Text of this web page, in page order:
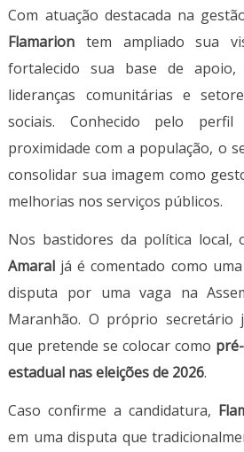
Com atuação destacada na
Flamarion tem ampliado sua
fortalecido sua base de apoio,
lideranças comunitárias e
sociais. Conhecido pelo
proximidade com a população, o
consolidar sua imagem como
melhorias nos serviços públicos.
Nos bastidores da política local,
Amaral já é comentado como
disputa por uma vaga na
Maranhão. O próprio secretário
que pretende se colocar como
estadual nas eleições de 2026.
Caso confirme a candidatura,
em uma disputa que